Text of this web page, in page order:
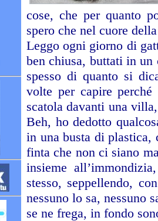
cose, che per quanto
spero che nel cuore
Leggo ogni giorno di
ben chiusa, buttati in un
spesso di quanto si
volte per capire
scatola davanti una
Beh, ho dedotto
in una busta di plastica,
finta che non ci siano
insieme
stesso, seppellendo,
nessuno lo sa, nessuno
se ne frega, in fondo